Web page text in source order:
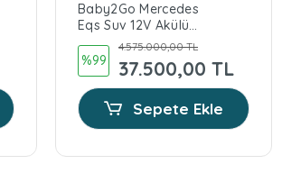
Baby2Go Mercedes
Eqs Suv 12V Akülü
Araba Kırmızı
%99
4.575.000,00 TL
37.500,00 TL
Sepete Ekle